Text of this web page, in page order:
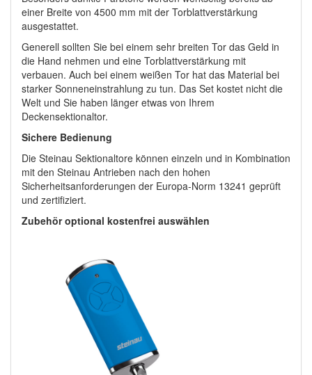
einer Breite von 4500 mm mit der Torblattverstärkung
ausgestattet.
Generell sollten Sie bei einem sehr breiten Tor das Geld in
die Hand nehmen und eine Torblattverstärkung mit
verbauen. Auch bei einem weißen Tor hat das Material bei
starker Sonneneinstrahlung zu tun. Das Set kostet nicht die
Welt und Sie haben länger etwas von Ihrem
Deckensektionaltor.
Sichere Bedienung
Die Steinau Sektionaltore können einzeln und in Kombination
mit den Steinau Antrieben nach den hohen
Sicherheitsanforderungen der Europa-Norm 13241 geprüft
und zertifiziert.
Zubehör optional kostenfrei auswählen